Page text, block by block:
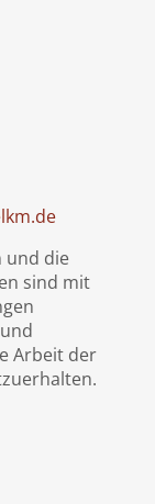
und die
sind mit
Arbeit der